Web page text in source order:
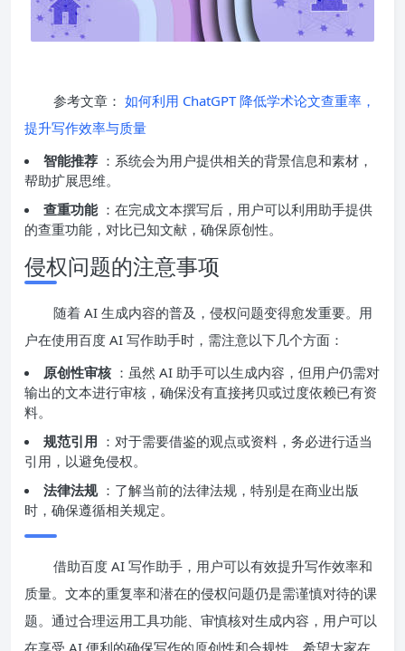
参考文章： 如何利用 ChatGPT 降低学术论文查重率，
提升写作效率与质量
智能推荐 ：系统会为用户提供相关的背景信息和素材，
帮助扩展思维。
查重功能 ：在完成文本撰写后，用户可以利用助手提供
的查重功能，对比已知文献，确保原创性。
侵权问题的注意事项
随着 AI 生成内容的普及，侵权问题变得愈发重要。用
户在使用百度 AI 写作助手时，需注意以下几个方面：
原创性审核 ：虽然 AI 助手可以生成内容，但用户仍需对
输出的文本进行审核，确保没有直接拷贝或过度依赖已有资
料。
规范引用 ：对于需要借鉴的观点或资料，务必进行适当
引用，以避免侵权。
法律法规 ：了解当前的法律法规，特别是在商业出版
时，确保遵循相关规定。
借助百度 AI 写作助手，用户可以有效提升写作效率和
质量。文本的重复率和潜在的侵权问题仍是需谨慎对待的课
题。通过合理运用工具功能、审慎核对生成内容，用户可以
在享受 AI 便利的确保写作的原创性和合规性。希望大家在